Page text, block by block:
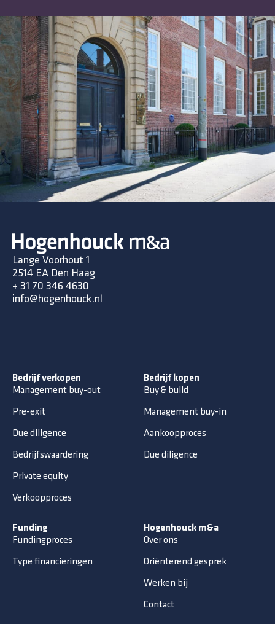
Lange Voorhout 1
2514 EA Den Haag
+ 31 70 346 4630
info@hogenhouck.nl
Bedrijf verkopen
Management buy-out
Pre-exit
Due diligence
Bedrijfswaardering
Private equity
Verkoopproces
Bedrijf kopen
Buy & build
Management buy-in
Aankoopproces
Due diligence
Funding
Fundingproces
Type financieringen
Hogenhouck m&a
Over ons
Oriënterend gesprek
Werken bij
Contact